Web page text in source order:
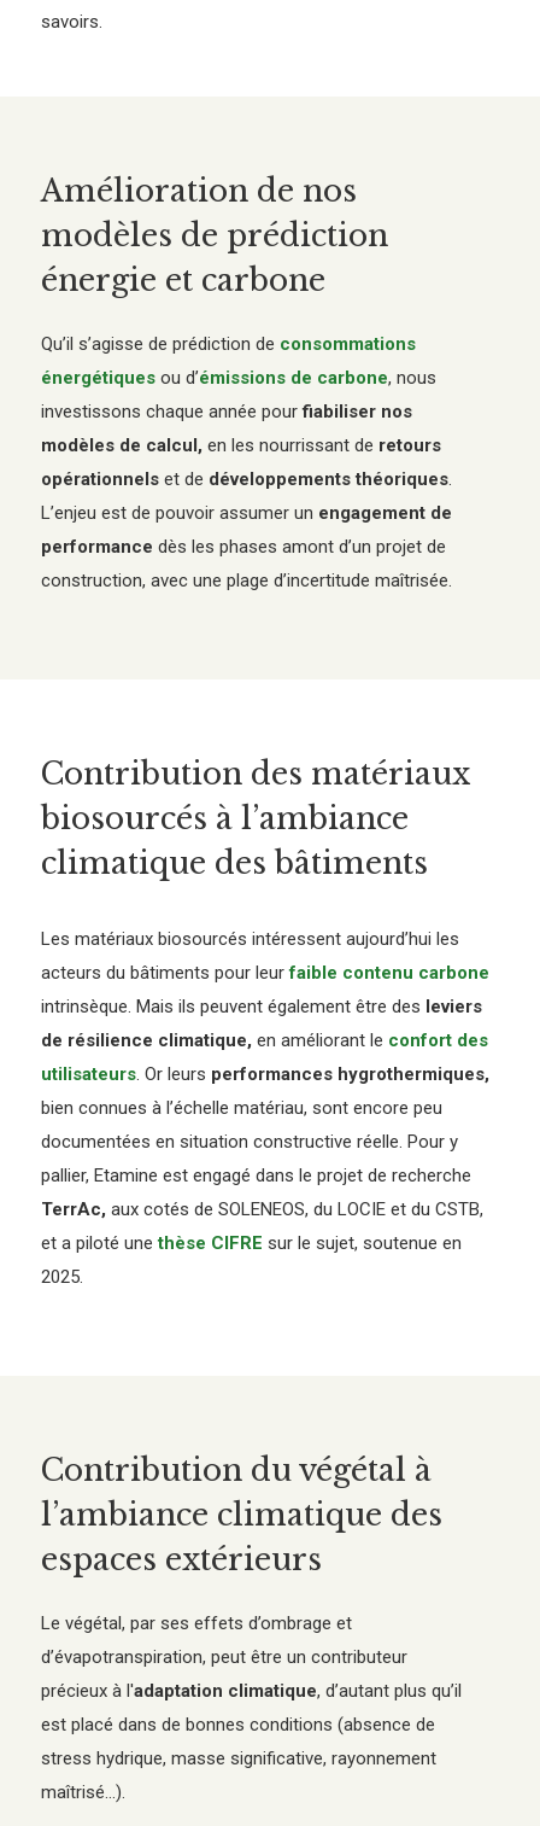
savoirs.
Amélioration de nos
modèles de prédiction
énergie et carbone
Qu’il s’agisse de prédiction de consommations
énergétiques ou d’émissions de carbone, nous
investissons chaque année pourfiabiliser nos
modèles de calcul, en les nourrissant de retours
opérationnels et de développements théoriques.
L’enjeu est de pouvoir assumer un engagement de
performance dès les phases amont d’un projet de
construction, avec une plage d’incertitude maîtrisée.
Les matériaux biosourcés intéressent aujourd’hui les
acteurs du bâtiments pour leurfaible contenu carbone
intrinsèque. Mais ils peuvent également être des leviers
de résilience climatique, en améliorant le confort des
utilisateurs. Or leurs performances hygrothermiques,
bien connues à l’échelle matériau, sont encore peu
documentées en situation constructive réelle. Pour y
pallier, Etamine est engagé dans le projet de recherche
TerrAc, aux cotés de SOLENEOS, du LOCIE et du CSTB,
et a piloté unethèse CIFRE sur le sujet, soutenue en
2025.
Contribution des matériaux
biosourcés à l’ambiance
climatique des bâtiments
Contribution du végétal à
l’ambiance climatique des
espaces extérieurs
Le végétal, par ses effets d’ombrage et
d’évapotranspiration, peut être un contributeur
précieux à l'adaptation climatique, d’autant plus qu’il
est placé dans de bonnes conditions (absence de
stress hydrique, masse significative, rayonnement
maîtrisé...).